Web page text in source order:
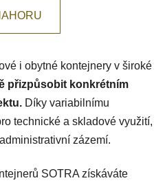
l
á
d
c
í
p
r
v
k
v
k
n
í
i obytné kontejnery v široké
přizpůsobit konkrétním
Díky variabilnímu
technické a skladové využití,
zázemí.
SOTRA získáváte